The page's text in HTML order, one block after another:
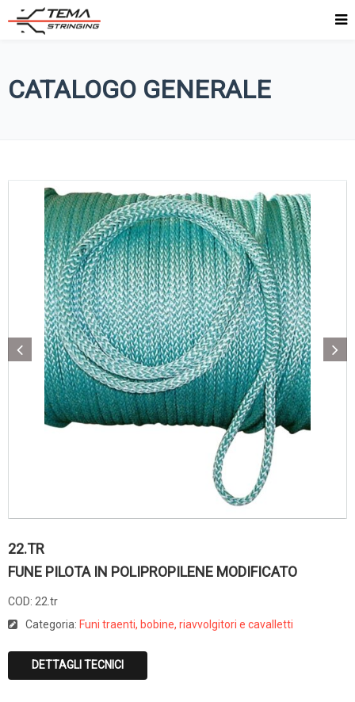
CATALOGO GENERALE
22.TR
FUNE PILOTA IN POLIPROPILENE MODIFICATO
COD: 22.tr
Categoria: Funi traenti, bobine, riavvolgitori e cavalletti
DETTAGLI TECNICI